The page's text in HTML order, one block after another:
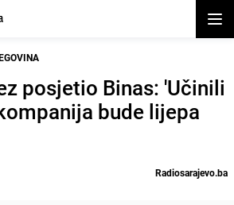
posjetio Binas: 'Učinili
bude lijepa
Radiosarajevo.ba